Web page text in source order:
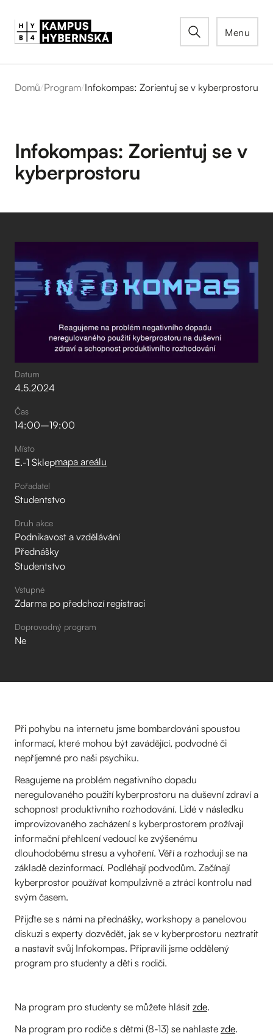
Menu
Domů/Program/Infokompas: Zorientuj se v kyberprostoru
Infokompas: Zorientuj se v
kyberprostoru
Datum
4.5.2024
Čas
14:00–⁠19:00
Místo
E.-1 Sklepmapa areálu
Pořadatel
Studentstvo
Druh akce
Podnikavost a vzdělávání
Přednášky
Studentstvo
Vstupné
Zdarma po předchozí registraci
Doprovodný program
Ne
Při pohybu na internetu jsme bombardováni spoustou
informací, které mohou být zavádějící, podvodné či
nepříjemné pro naši psychiku.
Reagujeme na problém negativního dopadu
neregulovaného použití kyberprostoru na duševní zdraví a
schopnost produktivního rozhodování. Lidé v následku
improvizovaného zacházení s kyberprostorem prožívají
informační přehlcení vedoucí ke zvýšenému
dlouhodobému stresu a vyhoření. Věří a rozhodují se na
základě dezinformací. Podléhají podvodům. Začínají
kyberprostor používat kompulzivně a ztrácí kontrolu nad
svým časem.
Přijďte se s námi na přednášky, workshopy a panelovou
diskuzi s experty dozvědět, jak se v kyberprostoru neztratit
a nastavit svůj Infokompas. Připravili jsme oddělený
program pro studenty a děti s rodiči.
Na program pro studenty se můžete hlásit zde.
Na program pro rodiče s dětmi (8-13) se nahlaste zde.